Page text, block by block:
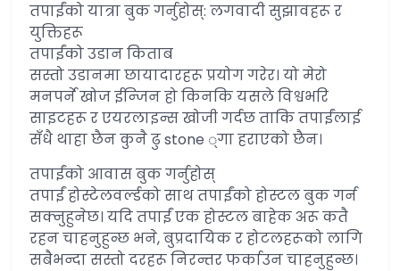
तपाईंको यात्रा बुक गर्नुहोस्: लगवादी सुझावहरू र
युक्तिहरू
तपाईंको उडान किताब
सस्तो उडानमा छायादारहरू प्रयोग गरेर। यो मेरो
मनपर्ने खोज ईन्जिन हो किनकि यसले विश्वभरि
साइटहरू र एयरलाइन्स खोजी गर्दछ ताकि तपाईंलाई
सँधै थाहा छैन कुनै ढु stone ्गा हराएको छैन।
तपाईंको आवास बुक गर्नुहोस्
तपाईं होस्टेलवर्ल्डको साथ तपाईंको होस्टल बुक गर्न
सक्नुहुनेछ। यदि तपाईं एक होस्टल बाहेक अरू कतै
रहन चाहनुहुन्छ भने, बुप्रदायिक र होटलहरूको लागि
सबैभन्दा सस्तो दरहरू निरन्तर फर्काउन चाहनुहुन्छ।